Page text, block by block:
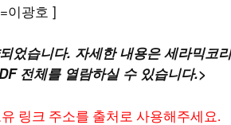
이광호 ]
었습니다. 자세한 내용은 세라믹코
전체를 열람하실 수 있습니다.>
링크 주소를 출처로 사용해주세요.